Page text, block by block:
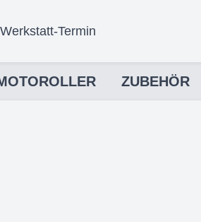
Werkstatt-Termin
ZUBEHÖR